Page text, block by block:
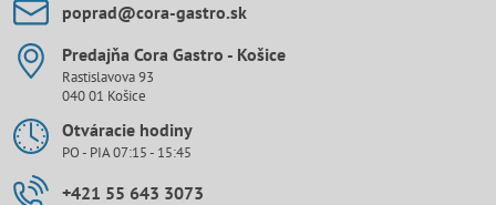
poprad​@cora-gastro​.sk
Predajňa Cora Gastro - Košice
Rastislavova 93
040 01 Košice
Otváracie hodiny
PO - PIA 07:15 - 15:45
+421 55 643 3073